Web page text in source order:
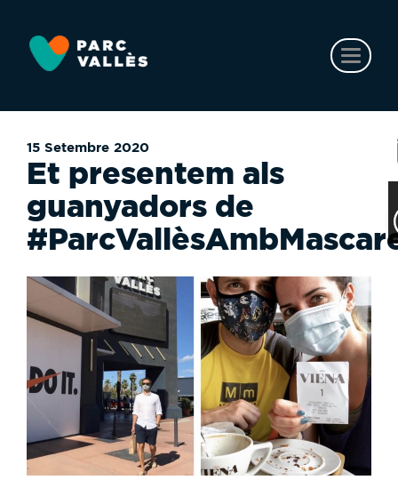
contingut
15 Setembre 2020
Et presentem als
guanyadors de